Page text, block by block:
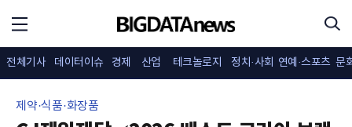
전체기사 데이터이슈 경제 산업 테크놀로지 정치·사회 연예·스포츠 문
제약·식품·화장품